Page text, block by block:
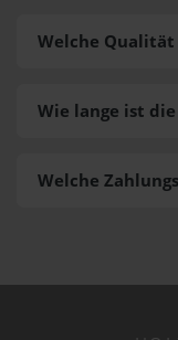
Welche
Welche Qualität
Wie lange ist